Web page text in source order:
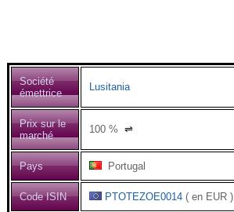
Société
émettrice
Lusitania
Prix sur le
marché
100 % ⇌
Pays Portugal
Code ISIN PTOTEZOE0014 ( en EUR )